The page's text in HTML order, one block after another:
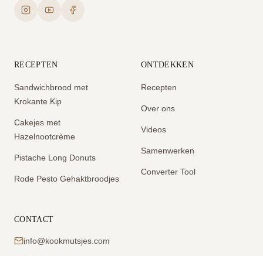
RECEPTEN
Sandwichbrood met
Krokante Kip
Cakejes met
Hazelnootcrème
Pistache Long Donuts
Rode Pesto Gehaktbroodjes
ONTDEKKEN
Recepten
Over ons
Videos
Samenwerken
Converter Tool
CONTACT
info@kookmutsjes.com